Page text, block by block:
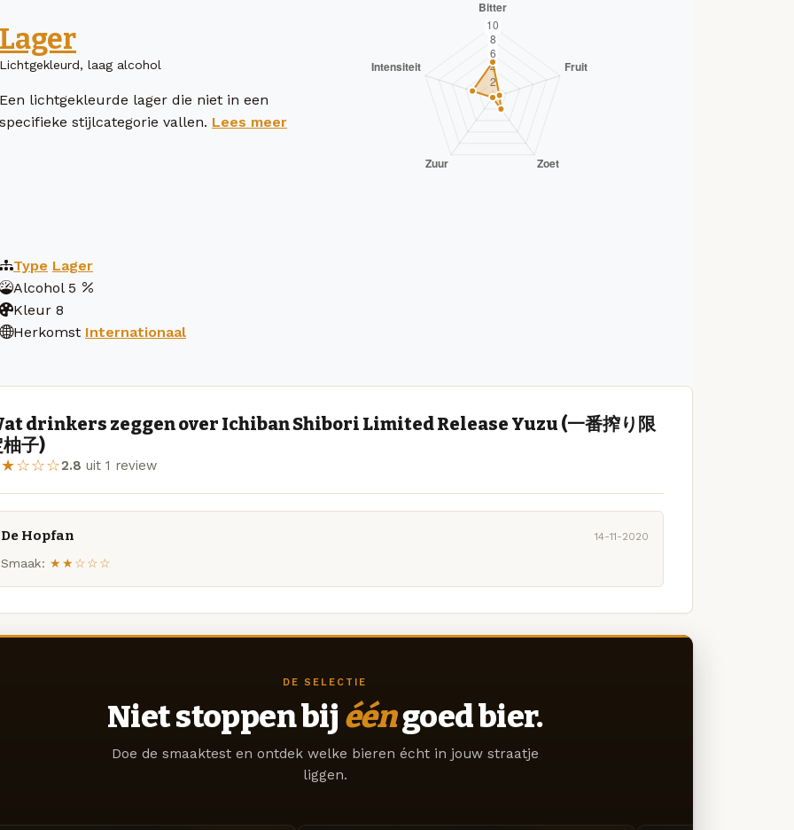
Lager
Lichtgekleurd, laag alcohol
Een lichtgekleurde lager die niet in een
specifieke stijlcategorie vallen. Lees meer
Type Lager
Alcohol 5
Kleur 8
Herkomst Internationaal
drinkers zeggen over Ichiban Shibori Limited Release Yuzu (一番搾り限
子)
2.8 uit 1 review
De Hopfan 14-11-2020
Smaak: ★★☆☆☆
DE SELECTIE
Niet stoppen bij ééngoed bier.
Doe de smaaktest en ontdek welke bieren écht in jouw straatje
liggen.